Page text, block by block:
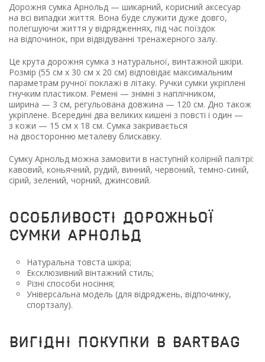
Дорожня сумка Арнольд — шикарний, корисний аксесуар
на всі випадки життя. Вона буде служити дуже довго,
полегшуючи життя у відрядженнях, під час поїздок
на відпочинок, при відвідуванні тренажерного залу.
Це крута дорожня сумка з натуральної, винтажной шкіри.
Розмір (55 см х 30 см х 20 см) відповідає максимальним
параметрам ручної поклажі в літаку. Ручки сумки укріплені
гнучким пластиком. Ремені — знімні з наплічником,
ширина — 3 см, регульована довжина — 120 см. Дно також
укріплене. Всередині два великих кишені з повсті і один —
з кожи — 15 см х 18 см. Сумка закривається
на двосторонню металеву блискавку.
Сумку Арнольд можна замовити в наступній колірній палітрі:
кавовий, коньячний, рудий, винний, червоний, темно-синій,
сірий, зелений, чорний, джинсовий.
Особливості дорожньої
сумки Арнольд
Натуральна товста шкіра;
Ексклюзивний вінтажний стиль;
Різні способи носіння;
Універсальна модель (для відряджень, відпочинку,
спортзалу).
Вигідні покупки в BARTBAG